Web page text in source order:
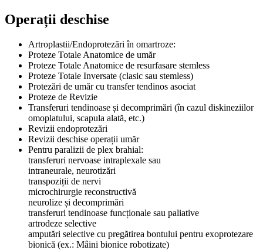
Operații deschise
Artroplastii/Endoprotezări în omartroze:
Proteze Totale Anatomice de umăr
Proteze Totale Anatomice de resurfasare stemless
Proteze Totale Inversate (clasic sau stemless)
Protezări de umăr cu transfer tendinos asociat
Proteze de Revizie
Transferuri tendinoase și decomprimări (în cazul diskineziilor
omoplatului, scapula alată, etc.)
Revizii endoprotezări
Revizii deschise operații umăr
Pentru paralizii de plex brahial:
transferuri nervoase intraplexale sau
intraneurale, neurotizări
transpoziții de nervi
microchirurgie reconstructivă
neurolize și decomprimări
transferuri tendinoase funcționale sau paliative
artrodeze selective
amputări selective cu pregătirea bontului pentru exoprotezare
bionică (ex.: Mâini bionice robotizate)